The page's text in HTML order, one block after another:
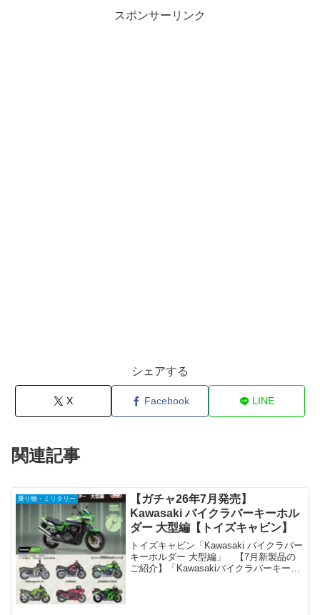
スポンサーリンク
シェアする
X Facebook LINE
関連記事
乗り物・ミリタリー
【ガチャ26年7月発売】
Kawasaki バイクラバーキーホル
ダー 大型編【トイズキャビン】
トイズキャビン「Kawasaki バイクラバー
キーホルダー 大型編」 【7月新製品の
ご紹介】「Kawasakiバイクラバーキーホ